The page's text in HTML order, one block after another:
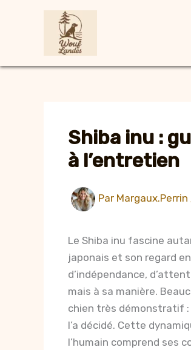
Aller
Shiba inu :
à l’entretien
Par Margaux.Perrin
Le Shiba inu fascine
japonais et son regard
d’indépendance,
mais à sa manière.
chien très démonstratif :
l’a décidé. Cette
l’humain comprend ses